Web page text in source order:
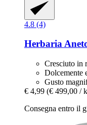
4.8 (4)
Herbaria
Cresciuto in
Dolcemente
Gusto
€ 4,99 (€ 499,00 /
Consegna entro il